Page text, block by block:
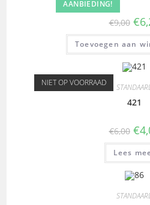
AANBIEDING!
€9,00 €
Toevoegen aan
NIET OP VOORRAAD
421
€6,00 €
Lees